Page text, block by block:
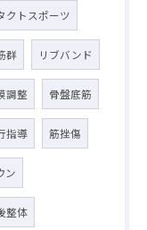
クトスポーツ
群 リブバンド
調整 骨盤底筋
指導 筋挫傷
ン
整体